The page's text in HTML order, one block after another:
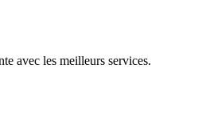
avec les meilleurs services.